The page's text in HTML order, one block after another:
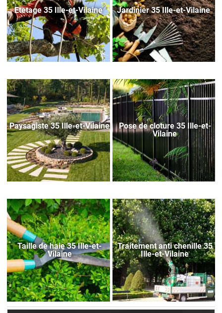
Etetage 35 Ille-et-Vilaine Jardinier 35 Ille-et-Vilaine
Paysagiste 35 Ille-et-Vilaine
Pose de cloture 35 Ille-et-
Vilaine
Taille de haie 35 Ille-et-
Vilaine
Traitement anti chenille 35
Ille-et-Vilaine